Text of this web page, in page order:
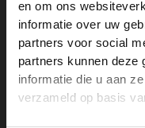
en om ons
informatie over uw
partners voor social
partners kunnen deze
informatie die u aan
verzameld op basis
Innovators
Achter de schermen